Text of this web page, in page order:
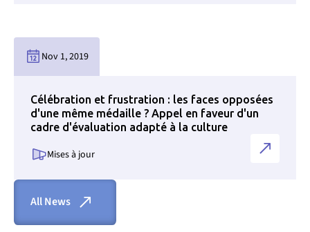
All News
Nov 1, 2019
Célébration et frustration : les faces opposées
d'une même médaille ? Appel en faveur d'un
cadre d'évaluation adapté à la culture
Mises à jour